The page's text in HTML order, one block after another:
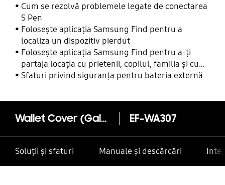
Cum se rezolvă problemele legate de conectarea
S Pen
Folosește aplicația Samsung Find pentru a
localiza un dispozitiv pierdut
Folosește aplicația Samsung Find pentru a-ți
partaja locația cu prietenii, copilul, familia și cu
alte contacte
Sfaturi privind siguranța pentru bateria externă
Wallet Cover (Galaxy A30s) EF-WA307
Soluții și sfaturi Manuale și descărcări